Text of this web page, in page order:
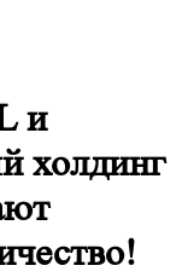
и
холдинг